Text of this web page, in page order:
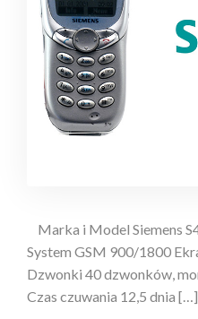
Marka i Model Siemens
System GSM 900/1800
Dzwonki 40 dzwonków,
Czas czuwania 12,5 dnia […]